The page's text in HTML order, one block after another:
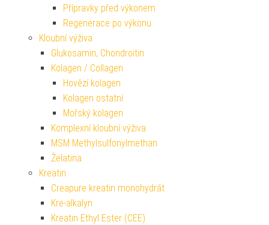
Přípravky před výkonem
Regenerace po výkonu
Kloubní výživa
Glukosamin, Chondroitin
Kolagen / Collagen
Hovězí kolagen
Kolagen ostatní
Mořský kolagen
Komplexní kloubní výživa
MSM Methylsulfonylmethan
Želatina
Kreatin
Creapure kreatin monohydrát
Kre-alkalyn
Kreatin Ethyl Ester (CEE)